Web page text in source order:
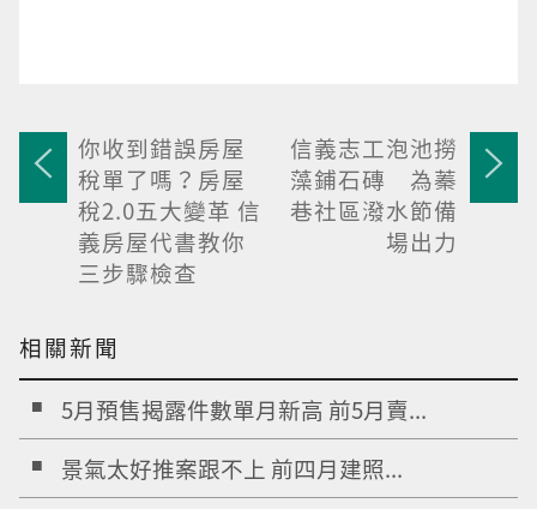
你收到錯誤房屋
稅單了嗎？房屋
稅2.0五大變革 信
義房屋代書教你
三步驟檢查
信義志工泡池撈
藻鋪石磚 為蓁
巷社區潑水節備
場出力
相關新聞
5月預售揭露件數單月新高 前5月賣...
景氣太好推案跟不上 前四月建照...